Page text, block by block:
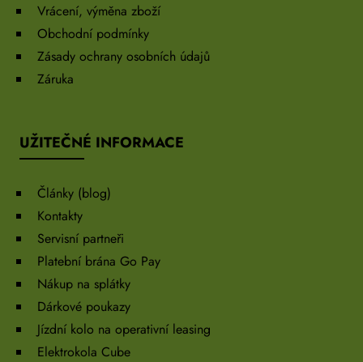
Vrácení, výměna zboží
Obchodní podmínky
Zásady ochrany osobních údajů
Záruka
UŽITEČNÉ INFORMACE
Články (blog)
Kontakty
Servisní partneři
Platební brána Go Pay
Nákup na splátky
Dárkové poukazy
Jízdní kolo na operativní leasing
Elektrokola Cube